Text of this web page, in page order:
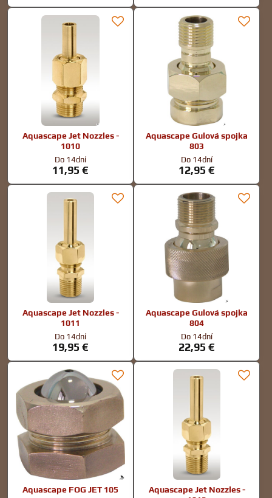
Aquascape Jet Nozzles -
1010
Do 14dní
11,95 €
Aquascape Gulová spojka
803
Do 14dní
12,95 €
Aquascape Jet Nozzles -
1011
Do 14dní
19,95 €
Aquascape Gulová spojka
804
Do 14dní
22,95 €
Aquascape FOG JET 105
Aquascape Jet Nozzles -